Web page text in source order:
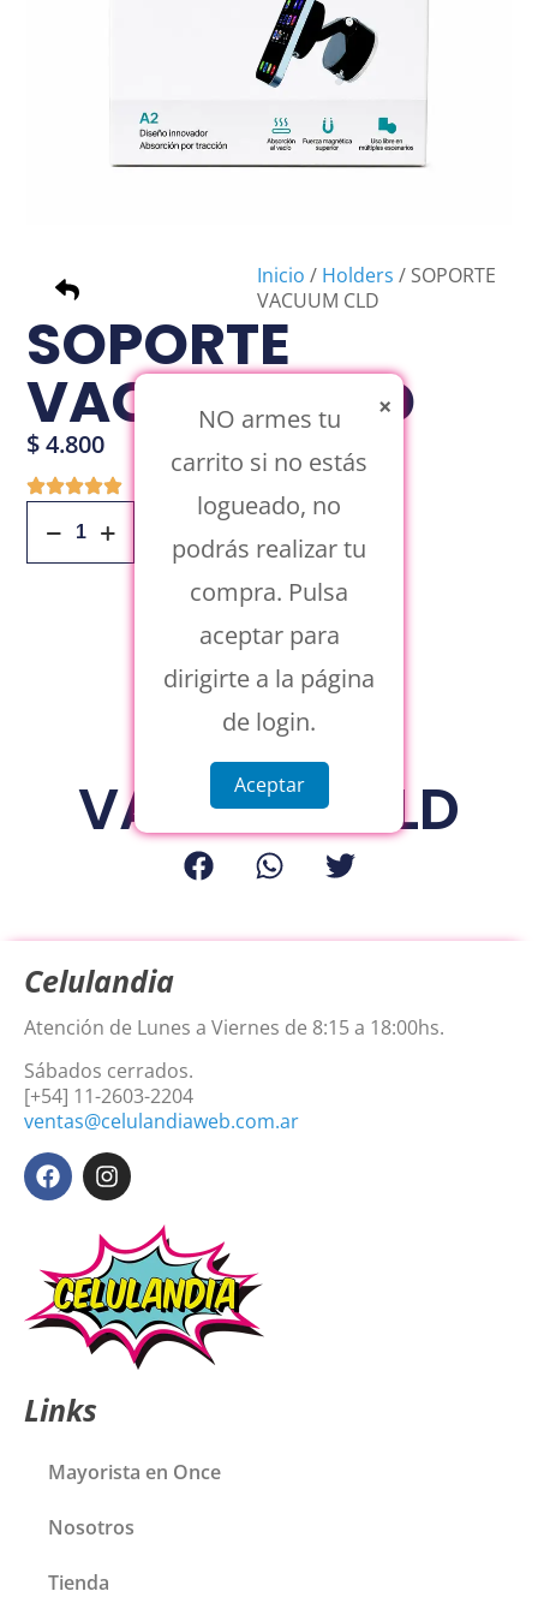
Inicio / Holders / SOPORTE
VACUUM CLD
SOPORTE
VACUUM CLD
$4.800
Añadir Al Carrito
SOPORTE
VACUUM CLD
Celulandia
Atención de Lunes a Viernes de 8:15 a 18:00hs.
Sábados cerrados.
[+54] 11-2603-2204
ventas@celulandiaweb.com.ar
Links
Mayorista en Once
Nosotros
Tienda
×
NO armes tu
carrito si no estás
logueado, no
podrás realizar tu
compra. Pulsa
aceptar para
dirigirte a la página
de login.
Aceptar